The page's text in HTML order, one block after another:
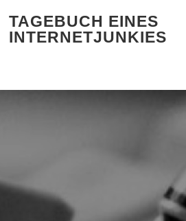
TAGEBUCH EINES
INTERNETJUNKIES